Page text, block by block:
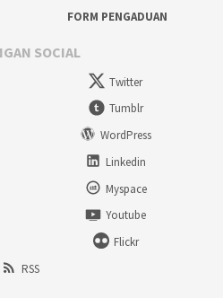
FORM PENGADUAN
SOCIAL
Twitter
Tumblr
WordPress
Linkedin
Myspace
Youtube
Flickr
RSS